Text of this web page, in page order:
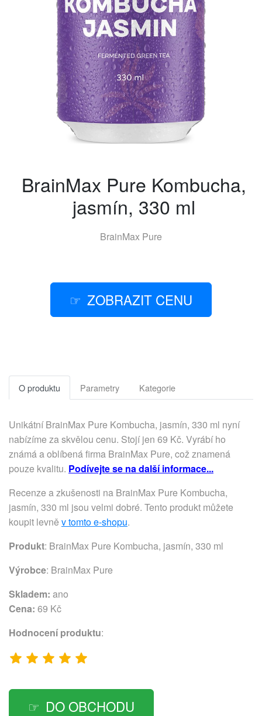
BrainMax Pure Kombucha,
jasmín, 330 ml
BrainMax Pure
ZOBRAZIT CENU
O produktu Parametry Kategorie
Unikátní BrainMax Pure Kombucha, jasmín, 330 ml nyní
nabízíme za skvělou cenu. Stojí jen 69 Kč. Vyrábí ho
známá a oblíbená firma BrainMax Pure, což znamená
pouze kvalitu. Podívejte se na další informace...
Recenze a zkušenosti na BrainMax Pure Kombucha,
jasmín, 330 ml jsou velmi dobré. Tento produkt můžete
koupit levně v tomto e-shopu.
Produkt: BrainMax Pure Kombucha, jasmín, 330 ml
Výrobce: BrainMax Pure
Skladem: ano
Cena: 69 Kč
Hodnocení produktu:
DO OBCHODU